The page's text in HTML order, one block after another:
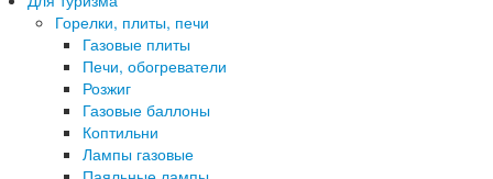
Горелки, плиты, печи
Газовые плиты
Печи, обогреватели
Розжиг
Газовые баллоны
Коптильни
Лампы газовые